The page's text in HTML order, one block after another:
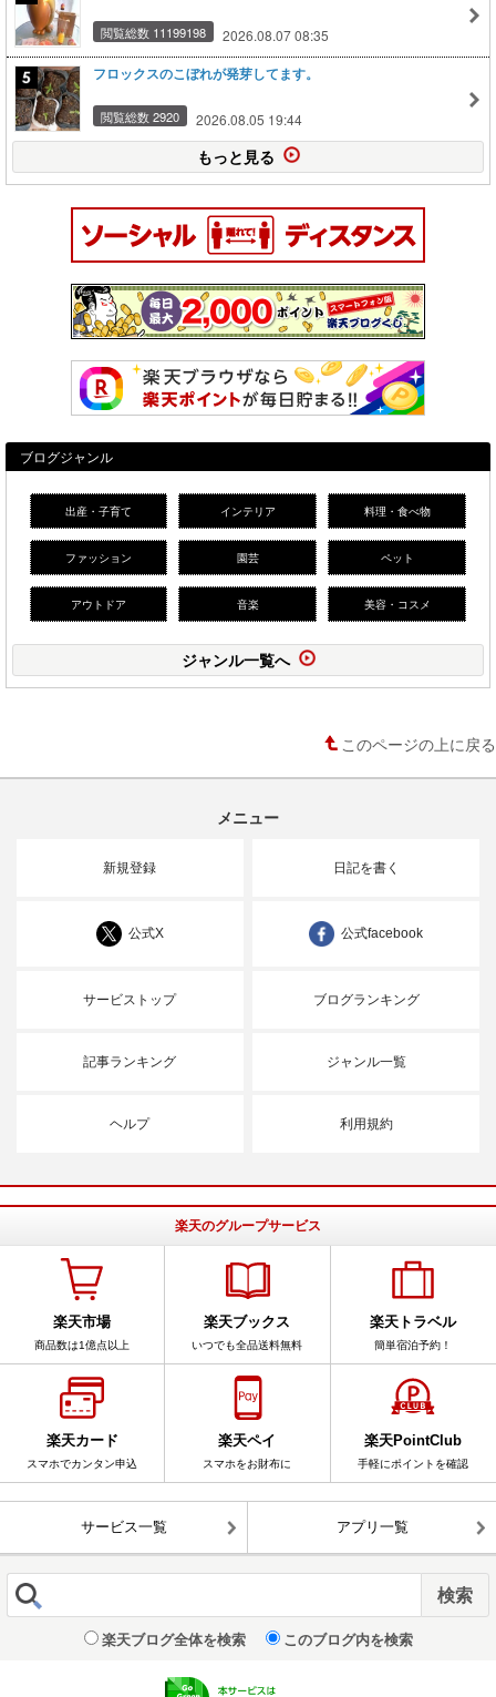
閲覧総数 11199198 2026.08.07 08:35
フロックスのこぼれが発芽してます。
閲覧総数 2920 2026.08.05 19:44
もっと見る
ブログジャンル
出産・子育て インテリア 料理・食べ物
ファッション 園芸 ペット
アウトドア 音楽 美容・コスメ
ジャンル一覧へ
このページの上に戻る
メニュー
新規登録 日記を書く
公式X 公式facebook
サービストップ ブログランキング
記事ランキング ジャンル一覧
ヘルプ 利用規約
楽天のグループサービス
楽天市場
商品数は1億点以上
楽天ブックス
いつでも全品送料無料
楽天トラベル
簡単宿泊予約！
楽天カード
スマホでカンタン申込
楽天ペイ
スマホをお財布に
楽天PointClub
手軽にポイントを確認
サービス一覧 アプリ一覧
楽天ブログ全体を検索 このブログ内を検索